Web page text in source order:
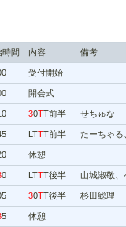
時間 内容 備考
受付開始
開会式
30TT前半 せちゅな
LTTT前半 たーちゃる
休憩
0 LTTT後半 山城淑敬、
30TT後半 杉田総理
5 休憩